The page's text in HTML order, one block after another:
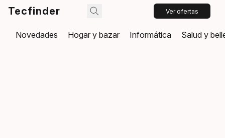
Tecfinder Ver ofertas
Novedades Hogar y bazar Informática Salud y